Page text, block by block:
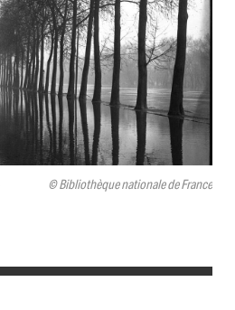
© Bibliothèque nationale de France